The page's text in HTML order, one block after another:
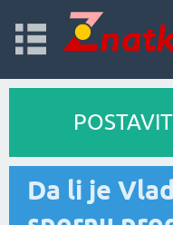
Da li je